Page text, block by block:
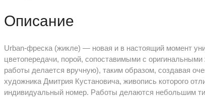
Описание
Urban-фреска (жикле) — новая и в настоящий момент
цветопередачи, порой, сопоставимыми с
работы делается вручную), таким образом, создавая
художника Дмитрия Кустановича, живопись которого
индивидуальный номер. Работы делаются небольшим